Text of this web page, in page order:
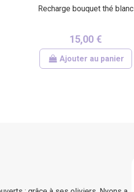
Recharge bouquet thé blanc
15,00 €
Ajouter au panier